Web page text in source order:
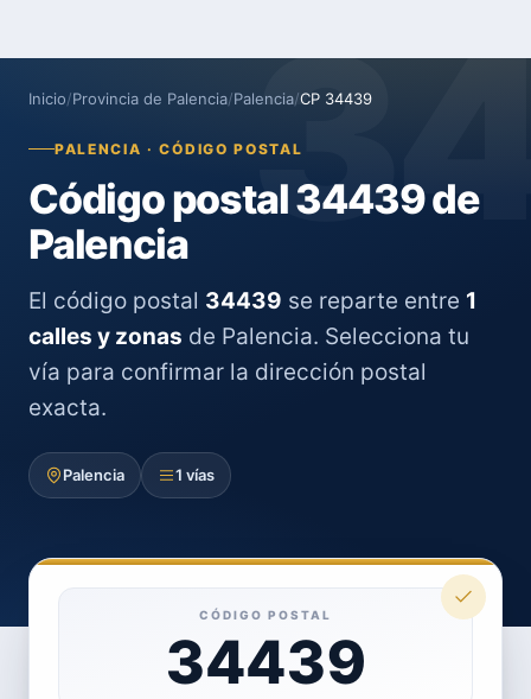
Inicio/Provincia de Palencia/Palencia/CP 34439
PALENCIA · CÓDIGO POSTAL
Código postal 34439 de
Palencia
El código postal 34439 se reparte entre 1
calles y zonas de Palencia. Selecciona tu
vía para confirmar la dirección postal
exacta.
Palencia 1 vías
CÓDIGO POSTAL
34439